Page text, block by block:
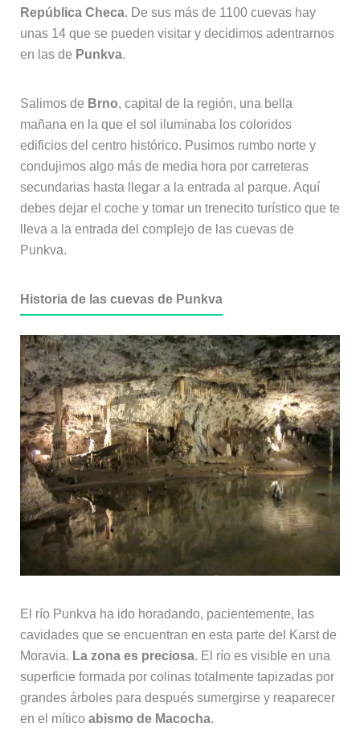
República Checa. De sus más de 1100 cuevas hay
unas 14 que se pueden visitar y decidimos adentrarnos
en las de Punkva.
Salimos de Brno, capital de la región, una bella
mañana en la que el sol iluminaba los coloridos
edificios del centro histórico. Pusimos rumbo norte y
condujimos algo más de media hora por carreteras
secundarias hasta llegar a la entrada al parque. Aquí
debes dejar el coche y tomar un trenecito turístico que te
lleva a la entrada del complejo de las cuevas de
Punkva.
Historia de las cuevas de Punkva
El río Punkva ha ido horadando, pacientemente, las
cavidades que se encuentran en esta parte del Karst de
Moravia. La zona es preciosa. El río es visible en una
superficie formada por colinas totalmente tapizadas por
grandes árboles para después sumergirse y reaparecer
en el mítico abismo de Macocha.